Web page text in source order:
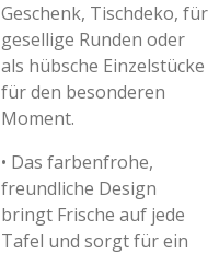
Geschenk, Tischdeko, für
gesellige Runden oder
als hübsche Einzelstücke
für den besonderen
Moment.
• Das farbenfrohe,
freundliche Design
bringt Frische auf jede
Tafel und sorgt für ein